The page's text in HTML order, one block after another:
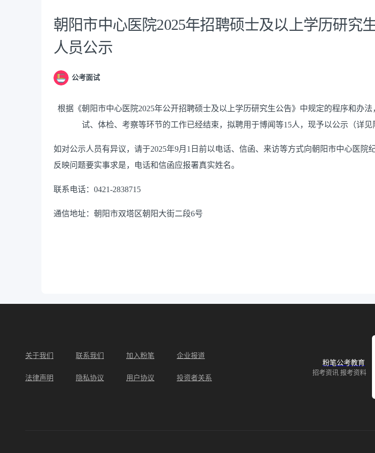
朝阳市中心医院2025年招聘硕士及以上学历研究
人员公示
公考面试
根据《朝阳市中心医院2025年公开招聘硕士及以上学历研究生公告》中规定的程序和办法
试、体检、考察等环节的工作已经结束，拟聘用于博闻等15人，现予以公示 （详见
如对公示人员有异议，请于2025年9月 1 日前以电话、信函、来访等方式向朝阳市中心医院
反映问题要实事求是，电话和信函应报署真实姓名。
联系电话： 0421-2838715
通信地址：朝阳市双塔区朝阳大街二段6号
关于我们 联系我们 加入粉笔 企业报道
法律声明 隐私协议 用户协议 投资者关系
粉笔公考教育
招考资讯 报考资料